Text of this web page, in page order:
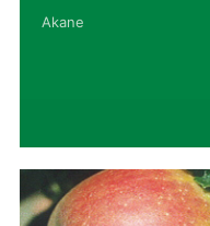
Akane